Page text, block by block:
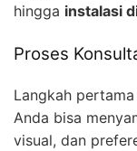
hingga instalasi
Proses
Langkah
Anda bisa
visual, dan